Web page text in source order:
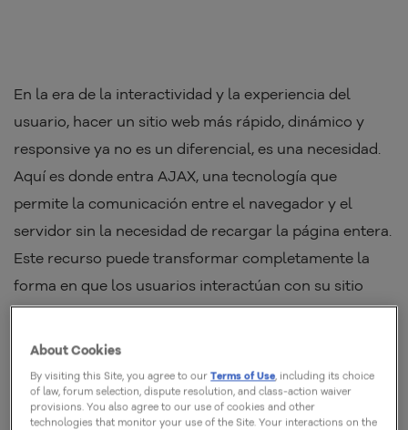
En la era de la interactividad y la experiencia del
usuario, hacer un sitio web más rápido, dinámico y
responsive ya no es un diferencial, es una necesidad.
Aquí es donde entra AJAX, una tecnología que
permite la comunicación entre el navegador y el
servidor sin la necesidad de recargar la página entera.
Este recurso puede transformar completamente la
forma en que los usuarios interactúan con su sitio
web.
Ya seas un desarrollador, propietario de un sitio web o
creador de contenido, entender cómo funciona AJAX
puede abrir nuevas posibilidades en la creación de
About Cookies
By visiting this Site, you agree to ourTerms of Use, including its choice
of law, forum selection, dispute resolution, and class-action waiver
provisions. You also agree to our use of cookies and other
technologies that monitor your use of the Site. Your interactions on the